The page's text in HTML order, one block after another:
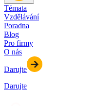
Témata
Vzdělávání
Poradna
Blog
Pro firmy
O nás
Darujte
Darujte